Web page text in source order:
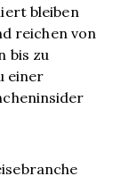
bleiben
reichen von
bis zu
einer